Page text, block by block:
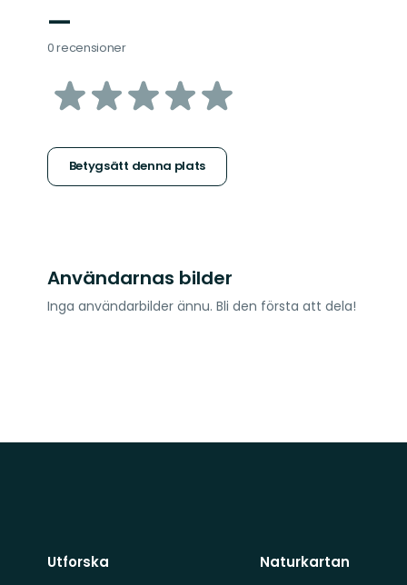
—
0 recensioner
av
stjärnor
Betygsätt denna plats
Användarnas bilder
Inga användarbilder ännu. Bli den första att dela!
Utforska Naturkartan